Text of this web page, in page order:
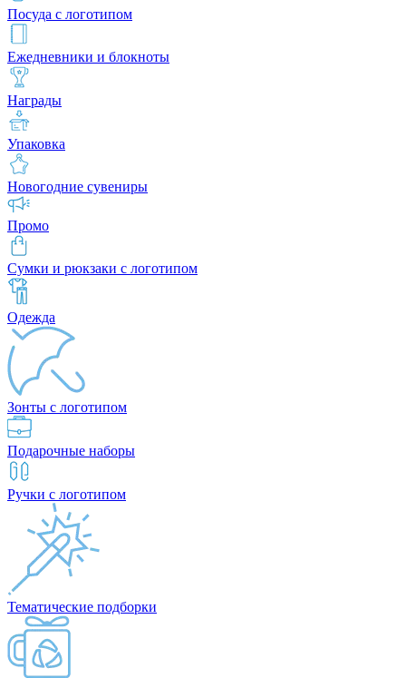
Посуда с логотипом
Ежедневники и блокноты
Награды
Упаковка
Новогодние сувениры
Промо
Сумки и рюкзаки с логотипом
Одежда
Зонты с логотипом
Подарочные наборы
Ручки с логотипом
Тематические подборки